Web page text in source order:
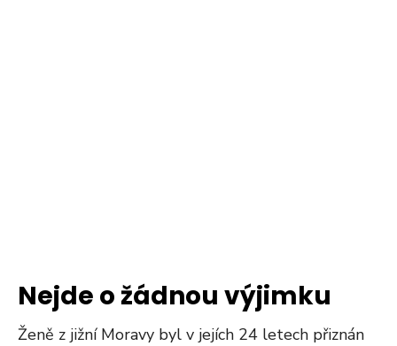
Nejde o žádnou výjimku
Ženě z jižní Moravy byl v jejích 24 letech přiznán